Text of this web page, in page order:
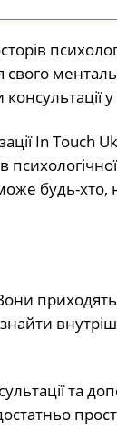
у
In
будь-хто,
Вони
та